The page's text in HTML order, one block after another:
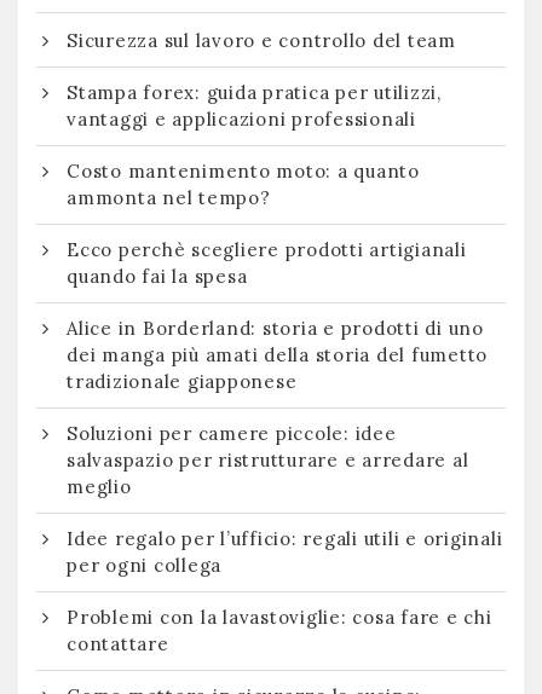
Sicurezza sul lavoro e controllo del team
Stampa forex: guida pratica per utilizzi,
vantaggi e applicazioni professionali
Costo mantenimento moto: a quanto
ammonta nel tempo?
Ecco perchè scegliere prodotti artigianali
quando fai la spesa
Alice in Borderland: storia e prodotti di uno
dei manga più amati della storia del fumetto
tradizionale giapponese
Soluzioni per camere piccole: idee
salvaspazio per ristrutturare e arredare al
meglio
Idee regalo per l’ufficio: regali utili e originali
per ogni collega
Problemi con la lavastoviglie: cosa fare e chi
contattare